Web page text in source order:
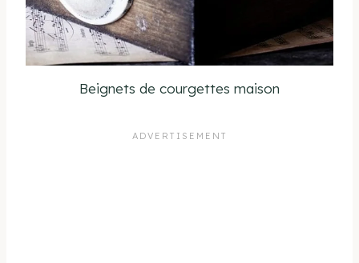
Beignets de courgettes maison